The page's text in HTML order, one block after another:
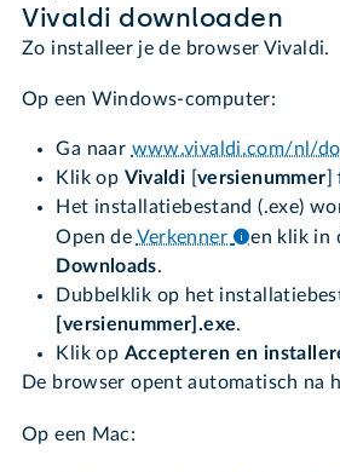
Vivaldi downloaden
Zo installeer je de browser Vivaldi.
Op een Windows-computer:
Ga naar www.vivaldi.com/nl/
Klik op Vivaldi versienummer ]
Het installatiebestand (.exe)
Open de Verkenner
en klik in
Downloads.
Dubbelklik op het
[versienummer].exe.
Klik op Accepteren en
De browser opent automatisch na
Op een Mac: